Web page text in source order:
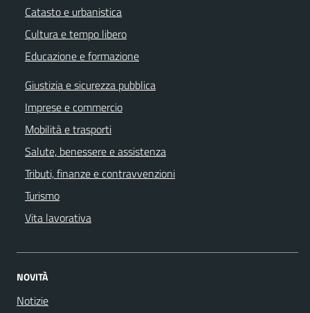
Catasto e urbanistica
Cultura e tempo libero
Educazione e formazione
Giustizia e sicurezza pubblica
Imprese e commercio
Mobilità e trasporti
Salute, benessere e assistenza
Tributi, finanze e contravvenzioni
Turismo
Vita lavorativa
NOVITÀ
Notizie